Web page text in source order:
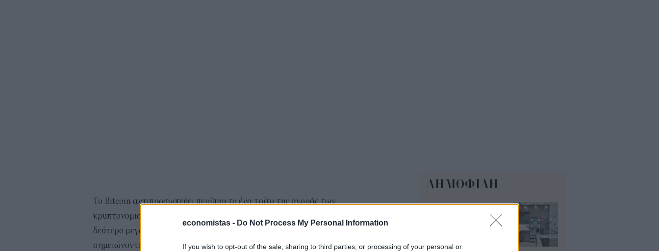
economistas - Do Not Process My Personal Information
If you wish to opt-out of the sale, sharing to third parties, or processing of your personal or
Το Bitcoin αντιπροσωπεύει περίπου το ένα τρίτο της αγοράς των
κρυπτονομισμάτων με συνολική αξία 650 δισεκατομμύρια δολάρια. Το Ethereum, το
δεύτερο μεγαλύτερο ψηφιακό νόμισμα στον κόσμο, έχει επίσης υποχωρήσει σε αξία,
σημειώνοντας πτώση άνω του 10% την τελευταία εβδομάδα.
ΔΗΜΟΦΙΛΗ
Έφτασε το τέλος